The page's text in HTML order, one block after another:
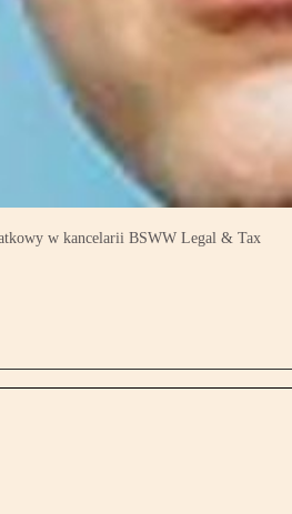
w kancelarii BSWW Legal & Tax